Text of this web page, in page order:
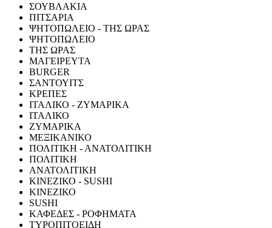
ΣΟΥΒΛΑΚΙΑ
ΠΙΤΣΑΡΙΑ
ΨΗΤΟΠΩΛΕΙΟ - ΤΗΣ ΩΡΑΣ
ΨΗΤΟΠΩΛΕΙΟ
ΤΗΣ ΩΡΑΣ
ΜΑΓΕΙΡΕΥΤΑ
BURGER
ΣΑΝΤΟΥΙΤΣ
ΚΡΕΠΕΣ
ΙΤΑΛΙΚΟ - ΖΥΜΑΡΙΚΑ
ΙΤΑΛΙΚΟ
ΖΥΜΑΡΙΚΑ
ΜΕΞΙΚΑΝΙΚΟ
ΠΟΛΙΤΙΚΗ - ΑΝΑΤΟΛΙΤΙΚΗ
ΠΟΛΙΤΙΚΗ
ΑΝΑΤΟΛΙΤΙΚΗ
ΚΙΝΕΖΙΚΟ - SUSHI
ΚΙΝΕΖΙΚΟ
SUSHI
ΚΑΦΕΔΕΣ - ΡΟΦΗΜΑΤΑ
ΤΥΡΟΠΙΤΟΕΙΔΗ